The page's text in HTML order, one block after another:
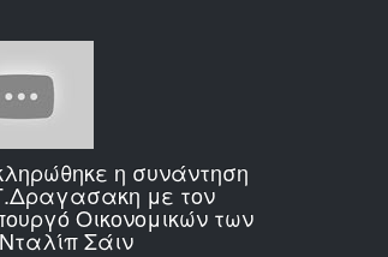
η συνάντηση
με τον
Οικονομικών των
Σάιν